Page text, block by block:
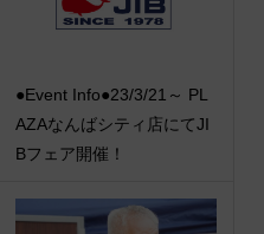
●Event Info●23/3/21～ PL
AZAなんばシティ店にてJI
Bフェア開催！